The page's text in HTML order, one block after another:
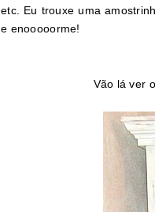
etc. Eu trouxe uma
e enooooorme!
Vão lá ver